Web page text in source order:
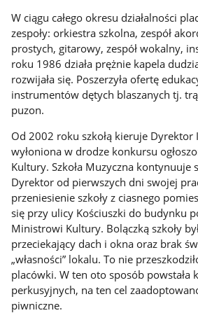
W ciągu całego okresu działalności
zespoły: orkiestra szkolna, zespół
prostych, gitarowy, zespół wokalny,
roku 1986 działa prężnie kapela
rozwijała się. Poszerzyła ofertę
instrumentów dętych blaszanych tj.
puzon.
Od 2002 roku szkołą kieruje Dyrektor
wyłoniona w drodze konkursu
Kultury. Szkoła Muzyczna kontynuuje
Dyrektor od pierwszych dni swojej
przeniesienie szkoły z ciasnego
się przy ulicy Kościuszki do budynku
Ministrowi Kultury. Bolączką szkoły
przeciekający dach i okna oraz brak
„własności” lokalu. To nie
placówki. W ten oto sposób powstała
perkusyjnych, na ten cel
piwniczne.